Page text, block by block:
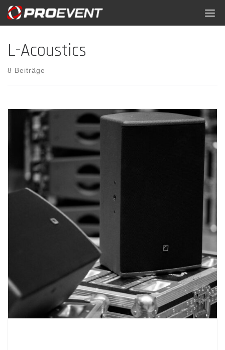
Skip
content
L-Acoustics
8 Beiträge